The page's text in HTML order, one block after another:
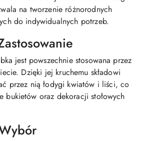
na tworzenie różnorodnych
do indywidualnych potrzeb.
jest powszechnie stosowana przez
Dzięki jej kruchemu składowi
przez nią łodygi kwiatów i liści, co
bukietów oraz dekoracji stołowych